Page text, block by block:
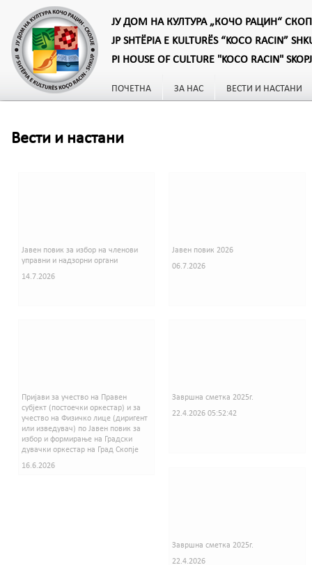
ЈУ ДОМ НА КУЛТУРА „КОЧО РАЦИН“
JP SHTËPIA E KULTURËS “KOCO RACIN”
PI HOUSE OF CULTURE "KOCO RACIN"
ПОЧЕТНА ЗА НАС ВЕСТИ И НАСТАНИ
Вести и настани
Јавен повик за избор на членови
управни и надзорни органи
14.7.2026
Јавен повик 2026
06.7.2026
Пријави за учество на Правен
субјект (постоечки оркестар) и за
учество на Физичко лице (диригент
или изведувач) по Јавен повик за
избор и формирање на Градски
дувачки оркестар на Град Скопје
16.6.2026
Завршна сметка 2025г.
22.4.2026 05:52:42
Завршна сметка 2025г.
22.4.2026